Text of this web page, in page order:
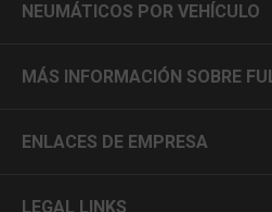
NEUMÁTICOS POR VEHÍCULO
MÁS INFORMACIÓN SOBRE
ENLACES DE EMPRESA
LEGAL LINKS